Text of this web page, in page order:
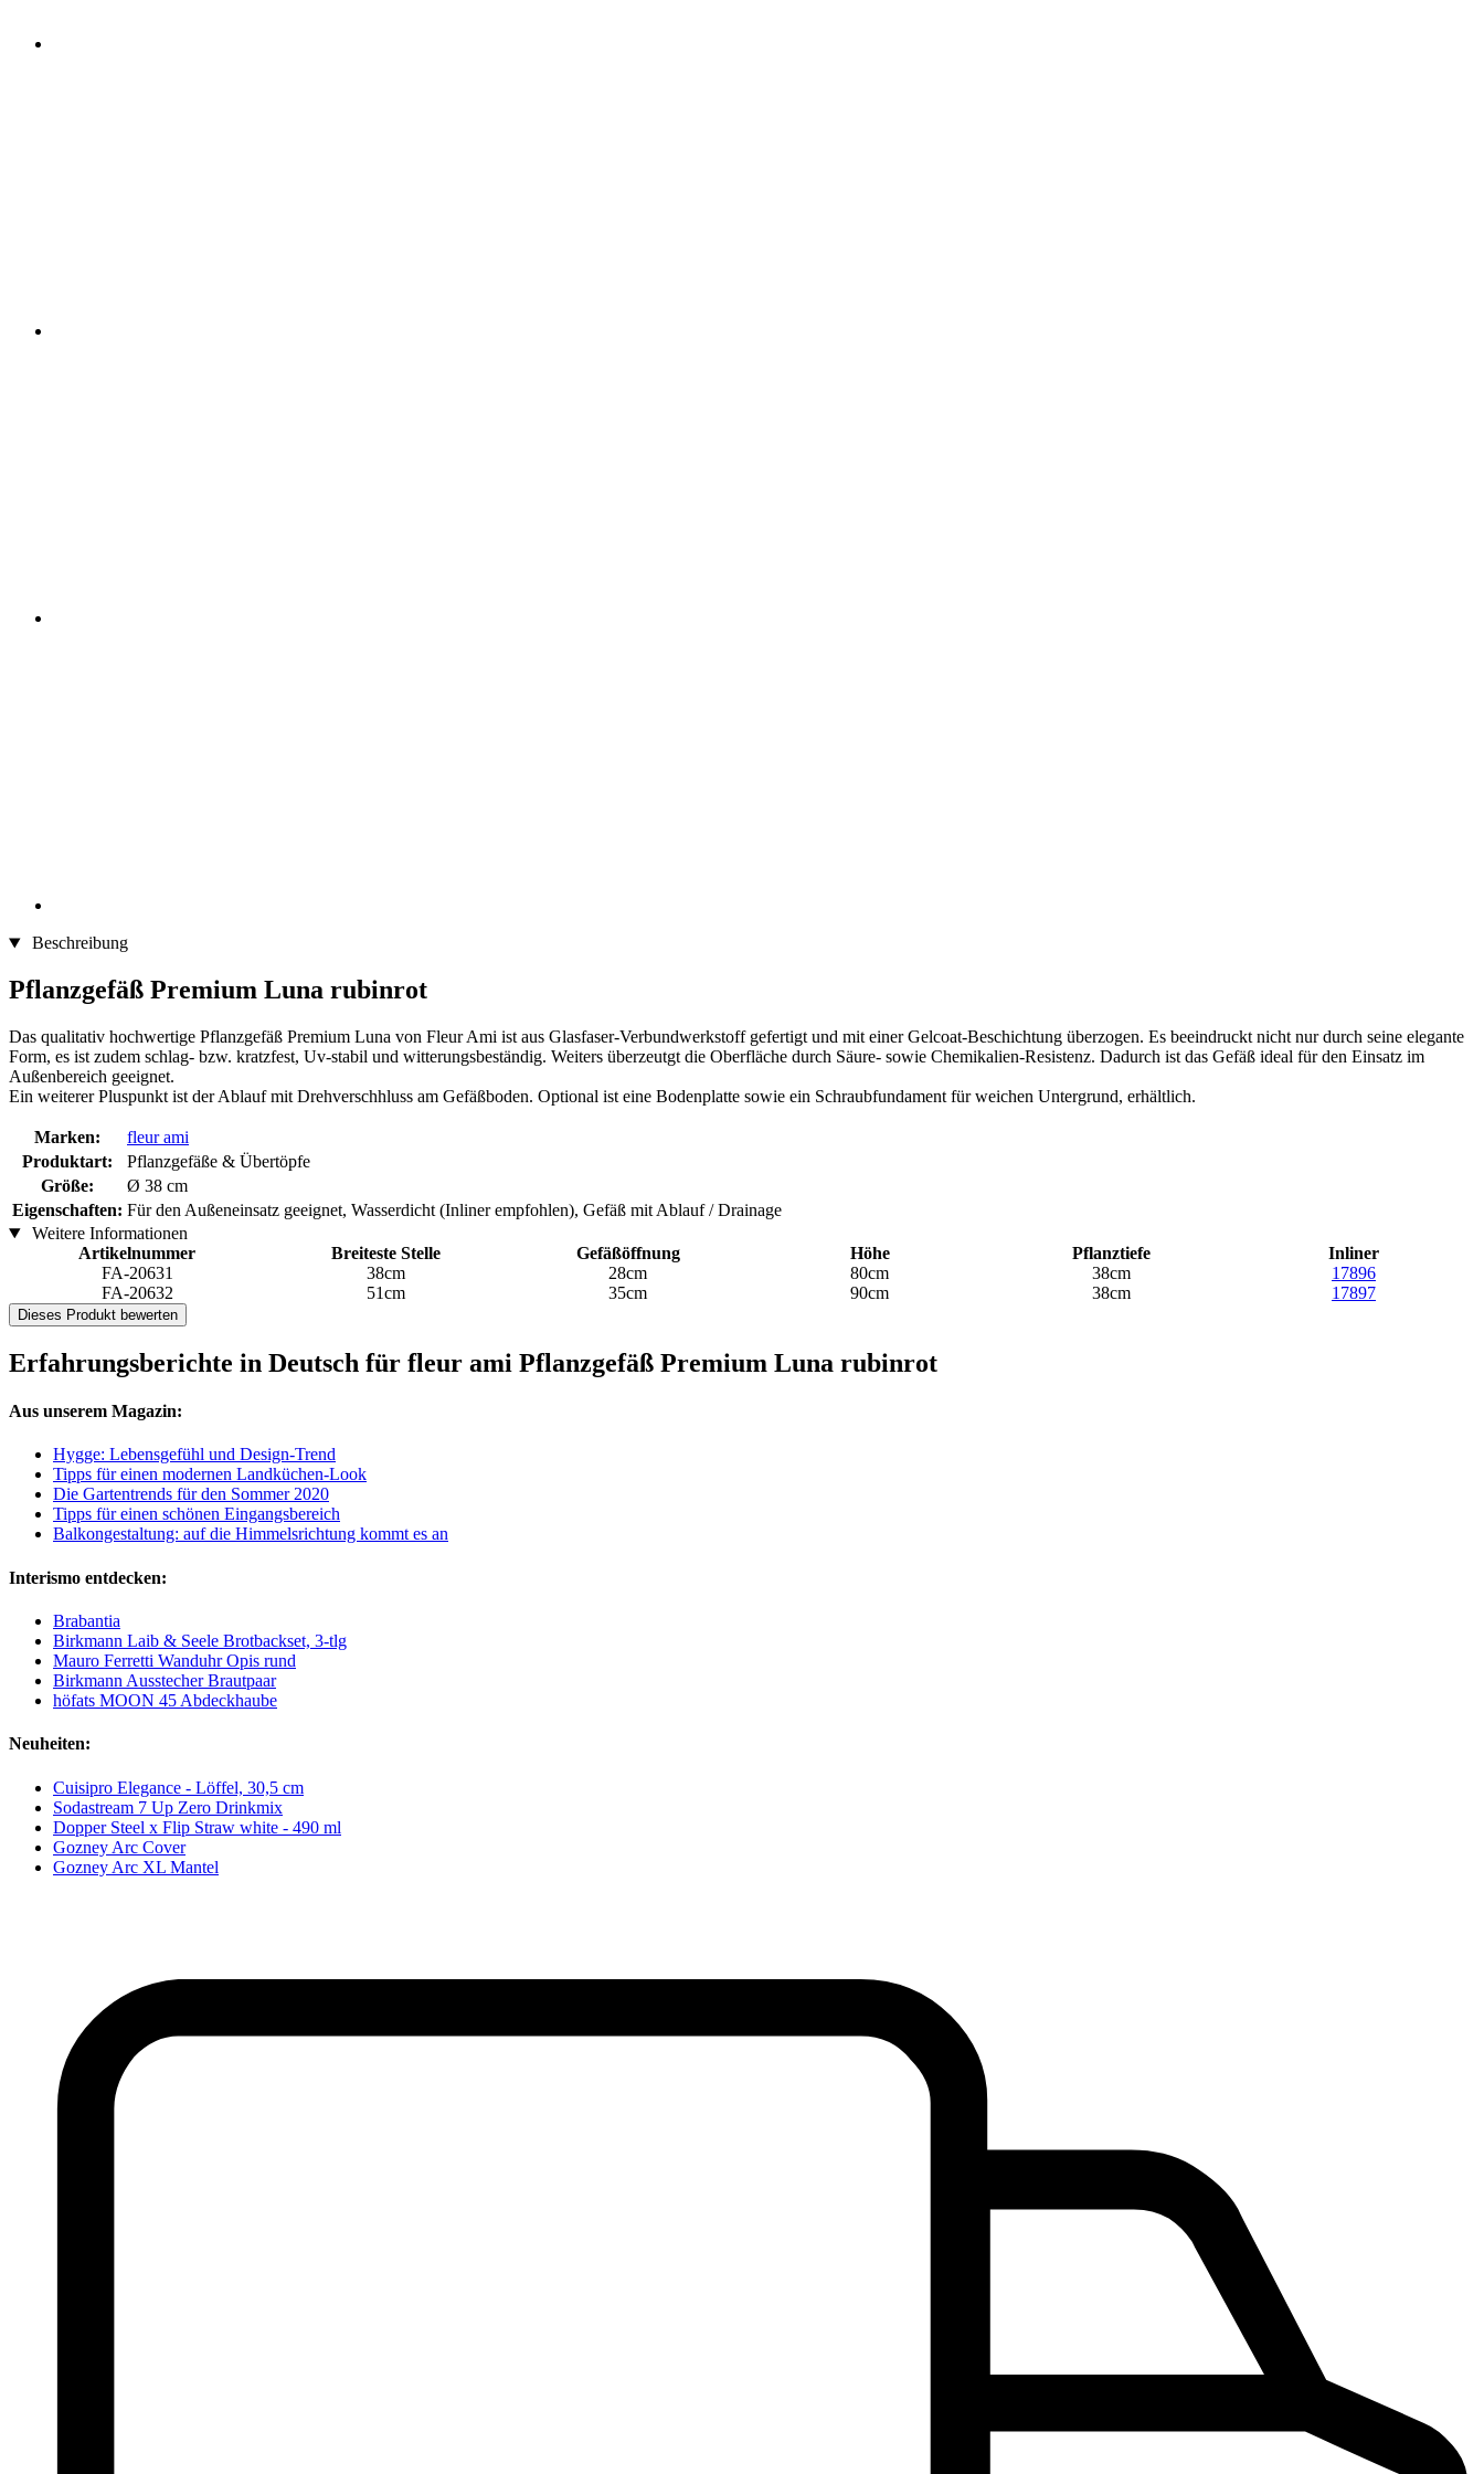
Beschreibung
Pflanzgefäß Premium Luna rubinrot
Das qualitativ hochwertige Pflanzgefäß Premium Luna von Fleur Ami ist aus Glasfaser-Verbundwerkstoff gefertigt und mit einer Gelcoat-Beschichtung überzogen. Es beeindruckt nicht nur durch seine elegante
Form, es ist zudem schlag- bzw. kratzfest, Uv-stabil und witterungsbeständig. Weiters überzeutgt die Oberfläche durch Säure- sowie Chemikalien-Resistenz. Dadurch ist das Gefäß ideal für den Einsatz im
Außenbereich geeignet.
Ein weiterer Pluspunkt ist der Ablauf mit Drehverschhluss am Gefäßboden. Optional ist eine Bodenplatte sowie ein Schraubfundament für weichen Untergrund, erhältlich.
Marken:
fleur ami
Produktart:
Pflanzgefäße & Übertöpfe
Größe:
Ø 38 cm
Eigenschaften: Für den Außeneinsatz geeignet, Wasserdicht (Inliner empfohlen), Gefäß mit Ablauf / Drainage
Weitere Informationen
Artikelnummer
Breiteste Stelle Gefäßöffnung Höhe Pflanztiefe
Inliner
FA-20631
38cm 28cm 80cm 38cm
17896
FA-20632
51cm 35cm 90cm 38cm 17897
Dieses Produkt bewerten
Erfahrungsberichte in Deutsch für fleur ami Pflanzgefäß Premium Luna rubinrot
Aus unserem Magazin:
Hygge: Lebensgefühl und Design-Trend
Tipps für einen modernen Landküchen-Look
Die Gartentrends für den Sommer 2020
Tipps für einen schönen Eingangsbereich
Balkongestaltung: auf die Himmelsrichtung kommt es an
Interismo entdecken:
Brabantia
Birkmann Laib & Seele Brotbackset, 3-tlg
Mauro Ferretti Wanduhr Opis rund
Birkmann Ausstecher Brautpaar
höfats MOON 45 Abdeckhaube
Neuheiten:
Cuisipro Elegance - Löffel, 30,5 cm
Sodastream 7 Up Zero Drinkmix
Dopper Steel x Flip Straw white - 490 ml
Gozney Arc Cover
Gozney Arc XL Mantel